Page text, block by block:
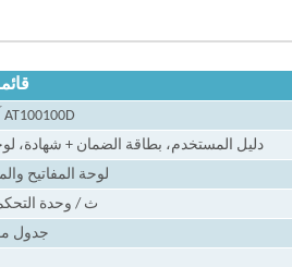
AT100100D آلة كاملة
دليل المستخدم، بطاقة الضمان + شهادة،
لوحة المفاتيح
ث / وحدة
جدول